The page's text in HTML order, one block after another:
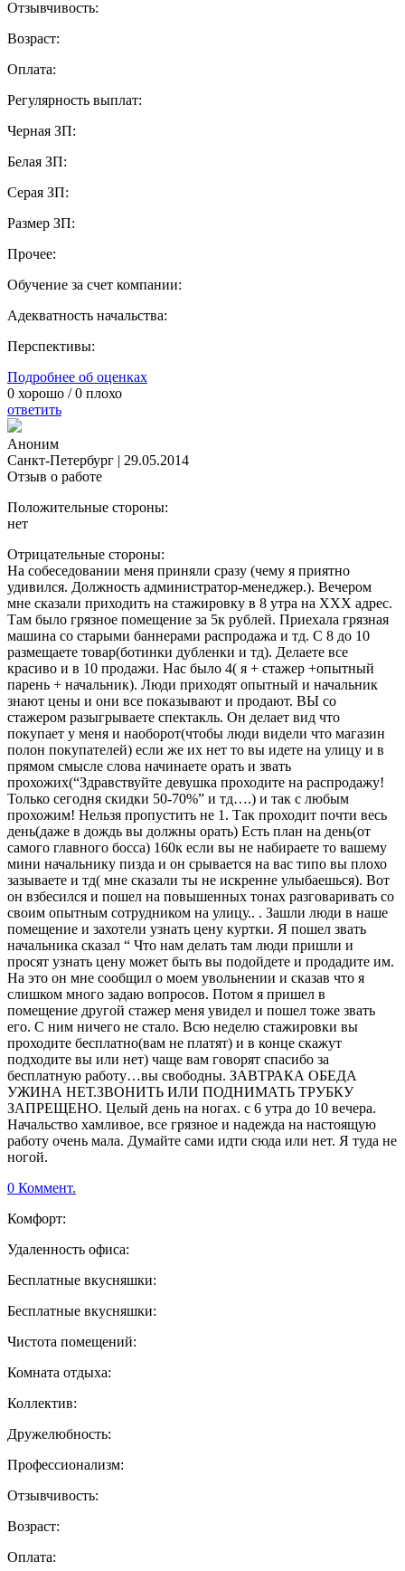
Отзывчивость:
Возраст:
Оплата:
Регулярность выплат:
Черная ЗП:
Белая ЗП:
Серая ЗП:
Размер ЗП:
Прочее:
Обучение за счет компании:
Адекватность начальства:
Перспективы:
Подробнее об оценках
0 хорошо /0 плохо
ответить
Аноним
Санкт-Петербург | 29.05.2014
Отзыв о работе
Положительные стороны:
нет
Отрицательные стороны:
На собеседовании меня приняли сразу (чему я приятно
удивился. Должность администратор-менеджер.). Вечером
мне сказали приходить на стажировку в 8 утра на ХХХ адрес.
Там было грязное помещение за 5к рублей. Приехала грязная
машина со старыми баннерами распродажа и тд. С 8 до 10
размещаете товар(ботинки дубленки и тд). Делаете все
красиво и в 10 продажи. Нас было 4( я + стажер +опытный
парень + начальник). Люди приходят опытный и начальник
знают цены и они все показывают и продают. ВЫ со
стажером разыгрываете спектакль. Он делает вид что
покупает у меня и наоборот(чтобы люди видели что магазин
полон покупателей) если же их нет то вы идете на улицу и в
прямом смысле слова начинаете орать и звать
прохожих(“Здравствуйте девушка проходите на распродажу!
Только сегодня скидки 50-70%” и тд….) и так с любым
прохожим! Нельзя пропустить не 1. Так проходит почти весь
день(даже в дождь вы должны орать) Есть план на день(от
самого главного босса) 160к если вы не набираете то вашему
мини начальнику пизда и он срывается на вас типо вы плохо
зазываете и тд( мне сказали ты не искренне улыбаешься). Вот
он взбесился и пошел на повышенных тонах разговаривать со
своим опытным сотрудником на улицу.. . Зашли люди в наше
помещение и захотели узнать цену куртки. Я пошел звать
начальника сказал “ Что нам делать там люди пришли и
просят узнать цену может быть вы подойдете и продадите им.
На это он мне сообщил о моем увольнении и сказав что я
слишком много задаю вопросов. Потом я пришел в
помещение другой стажер меня увидел и пошел тоже звать
его. С ним ничего не стало. Всю неделю стажировки вы
проходите бесплатно(вам не платят) и в конце скажут
подходите вы или нет) чаще вам говорят спасибо за
бесплатную работу…вы свободны. ЗАВТРАКА ОБЕДА
УЖИНА НЕТ.ЗВОНИТЬ ИЛИ ПОДНИМАТЬ ТРУБКУ
ЗАПРЕЩЕНО. Целый день на ногах. с 6 утра до 10 вечера.
Начальство хамливое, все грязное и надежда на настоящую
работу очень мала. Думайте сами идти сюда или нет. Я туда не
ногой.
0 Коммент.
Комфорт:
Удаленность офиса:
Бесплатные вкусняшки:
Бесплатные вкусняшки:
Чистота помещений:
Комната отдыха:
Коллектив:
Дружелюбность:
Профессионализм:
Отзывчивость:
Возраст:
Оплата: